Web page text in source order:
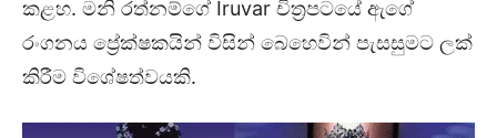
කළහ. මනි රත්නම්ගේ Iruvar චිත්‍රපටයේ ඇගේ
රංගනය ප්‍රේක්ෂකයින් විසින් බෙහෙවින් පැසසුමට ලක්
කිරීම විශේෂත්වයකි.